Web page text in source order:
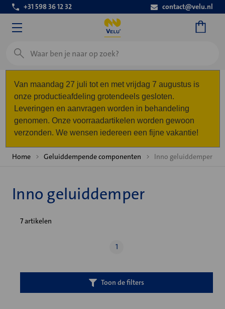
+31 598 36 12 32 contact@velu.nl
Zoeken
Van maandag 27 juli tot en met vrijdag 7 augustus is
onze productieafdeling grotendeels gesloten.
Leveringen en aanvragen worden in behandeling
genomen. Onze voorraadartikelen worden gewoon
verzonden. We wensen iedereen een fijne vakantie!
Home Geluiddempende componenten Inno geluiddemper
Inno geluiddemper
7 artikelen
1
Toon de filters